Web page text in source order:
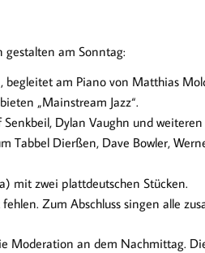
gestalten am Sonntag:
am Piano von Matthias
„Mainstream Jazz“.
Dylan Vaughn und weiteren
Tabbel Dierßen, Dave Bowler,
mit zwei plattdeutschen Stücken.
Zum Abschluss singen alle
Moderation an dem Nachmittag.